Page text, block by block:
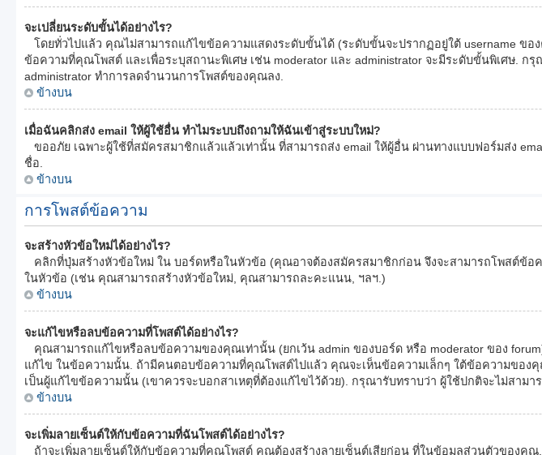
จะเปลี่ยนระดับขั้นได้อย่างไร?
โดยทั่วไปแล้ว คุณไม่สามารถแก้ไขข้อความแสดงระดับขั้นได้ (ระดับขั้นจะปรากฏอยู่ใต้ username
ข้อความที่คุณโพสต์ และเพื่อระบุสถานะพิเศษ เช่น moderator และ administrator จะมีระดับขั้นพิเศษ.
administrator ทำการลดจำนวนการโพสต์ของคุณลง.
ข้างบน
เมื่อฉันคลิกส่ง email ให้ผู้ใช้อื่น ทำไมระบบถึงถามให้ฉันเข้าสู่ระบบใหม่?
ขออภัย เฉพาะผู้ใช้ที่สมัครสมาชิกแล้วแล้วเท่านั้น ที่สามารถส่ง email ให้ผู้อื่น ผ่านทางแบบฟอร์มส่ง
ชื่อ.
ข้างบน
การโพสต์ข้อความ
จะสร้างหัวข้อใหม่ได้อย่างไร?
คลิกที่ปุ่มสร้างหัวข้อใหม่ ใน บอร์ดหรือในหัวข้อ (คุณอาจต้องสมัครสมาชิกก่อน จึงจะสามารถโพสต์ข้
ในหัวข้อ (เช่น คุณสามารถสร้างหัวข้อใหม่, คุณสามารถละคะแนน, ฯลฯ.)
ข้างบน
จะแก้ไขหรือลบข้อความที่โพสต์ได้อย่างไร?
คุณสามารถแก้ไขหรือลบข้อความของคุณเท่านั้น (ยกเว้น admin ของบอร์ด หรือ moderator ของ
แก้ไข ในข้อความนั้น. ถ้ามีคนตอบข้อความที่คุณโพสต์ไปแล้ว คุณจะเห็นข้อความเล็กๆ ใต้ข้อความของ
เป็นผู้แก้ไขข้อความนั้น (เขาควรจะบอกสาเหตุที่ต้องแก้ไขไว้ด้วย). กรุณารับทราบว่า ผู้ใช้ปกติจะไม่สาม
ข้างบน
จะเพิ่มลายเซ็นต์ให้กับข้อความที่ฉันโพสต์ได้อย่างไร?
ถ้าจะเพิ่มลายเซ็นต์ให้กับข้อความที่คุณโพสต์ คุณต้องสร้างลายเซ็นต์เสียก่อน ที่ในข้อมูลส่วนตัวของคุ